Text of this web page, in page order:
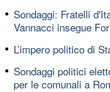
Sondaggi: Fratelli
Vannacci insegue
L’impero politico di
Sondaggi politici
per le comunali a